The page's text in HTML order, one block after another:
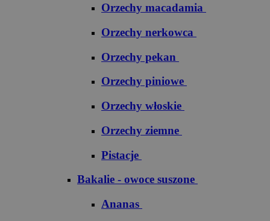
Orzechy macadamia
Orzechy nerkowca
Orzechy pekan
Orzechy piniowe
Orzechy włoskie
Orzechy ziemne
Pistacje
Bakalie - owoce suszone
Ananas